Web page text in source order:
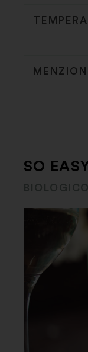
MENZIONI
SO